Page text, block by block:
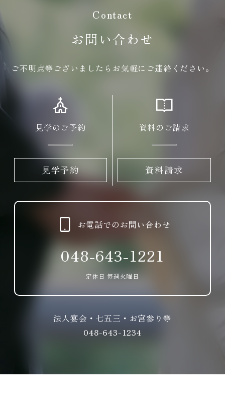
Contact
お問い合わせ
ご不明点等ございましたらお気軽にご連絡ください。
見学のご予約
見学予約
資料のご請求
資料請求
お電話でのお問い合わせ
048-643-1221
定休日 毎週火曜日
法人宴会・七五三・お宮参り等
048-643-1234